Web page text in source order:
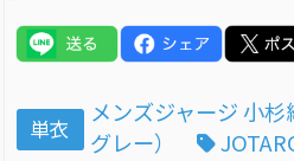
単衣
メンズジャージ 小
グレー）